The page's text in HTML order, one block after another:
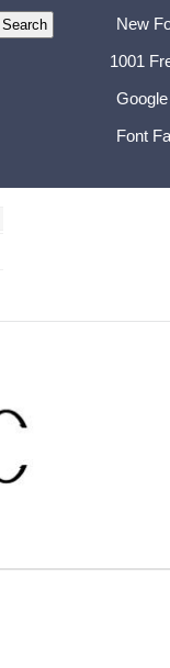
New
1001
Font